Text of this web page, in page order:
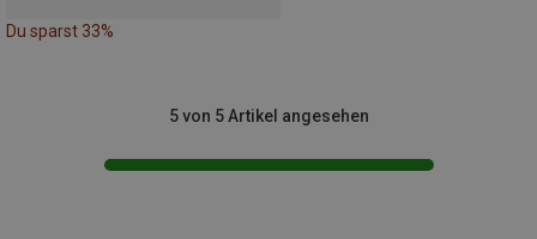
Du sparst 33%
5 von 5 Artikel angesehen